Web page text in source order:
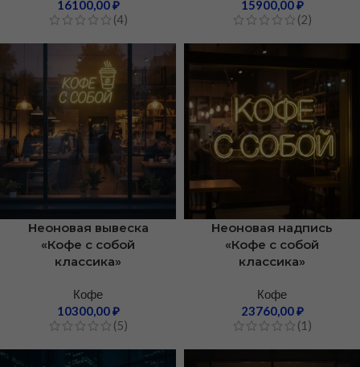
16100,00₽
(4)
15900,00₽
(2)
Неоновая вывеска
«Кофе с собой
классика»
Кофе
10300,00₽
(5)
Неоновая надпись
«Кофе с собой
классика»
Кофе
23760,00₽
(1)